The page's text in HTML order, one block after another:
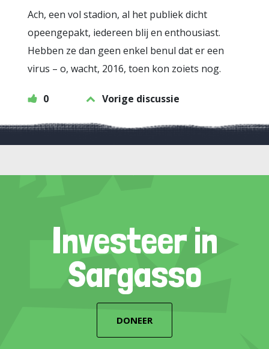
Ach, een vol stadion, al het publiek dicht
opeengepakt, iedereen blij en enthousiast.
Hebben ze dan geen enkel benul dat er een
virus – o, wacht, 2016, toen kon zoiets nog.
0 Vorige discussie
Investeer in
Sargasso
DONEER